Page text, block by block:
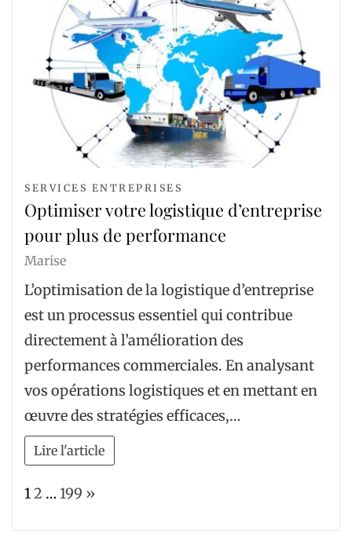
SERVICES ENTREPRISES
Optimiser votre logistique d’entreprise
pour plus de performance
Marise
L’optimisation de la logistique d’entreprise
est un processus essentiel qui contribue
directement à l’amélioration des
performances commerciales. En analysant
vos opérations logistiques et en mettant en
œuvre des stratégies efficaces,…
Lire l'article
Page:
12 … 199 Next
»